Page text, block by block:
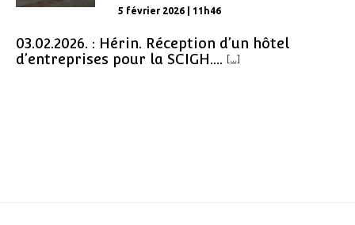
5 février 2026 | 11h46
03.02.2026. : Hérin. Réception d’un hôtel
d’entreprises pour la SCIGH.... [...]